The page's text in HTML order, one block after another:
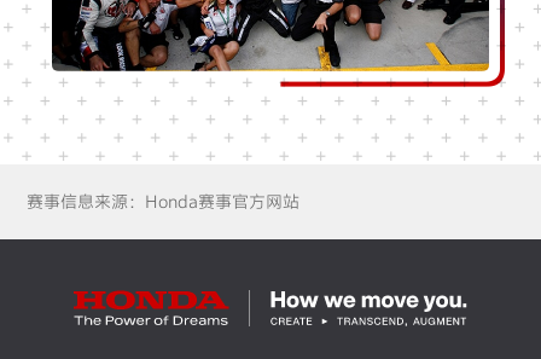
赛事信息来源：Honda赛事官方网站